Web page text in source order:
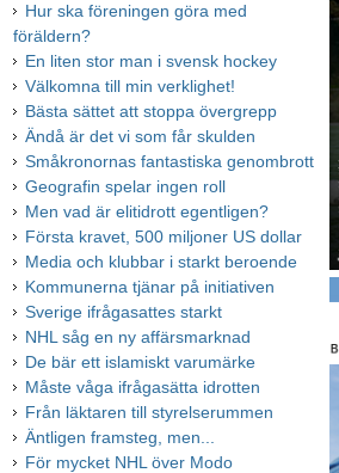
Hur ska föreningen göra med
föräldern?
En liten stor man i svensk hockey
Välkomna till min verklighet!
Bästa sättet att stoppa övergrepp
Ändå är det vi som får skulden
Småkronornas fantastiska genombrott
Geografin spelar ingen roll
Men vad är elitidrott egentligen?
Första kravet, 500 miljoner US dollar
Media och klubbar i starkt beroende
Kommunerna tjänar på initiativen
Sverige ifrågasattes starkt
NHL såg en ny affärsmarknad
De bär ett islamiskt varumärke
Måste våga ifrågasätta idrotten
Från läktaren till styrelserummen
Äntligen framsteg, men...
För mycket NHL över Modo